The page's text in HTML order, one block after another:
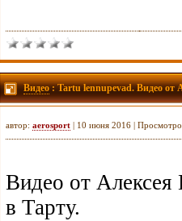
Видео: Tartu lennupevad. Видео от
автор: aerosport | 10 июня 2016 |
Видео от Алексея
в Тарту.